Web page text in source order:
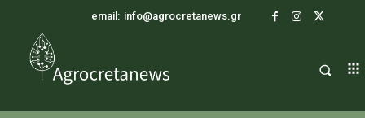
email: info@agrocretanews.gr